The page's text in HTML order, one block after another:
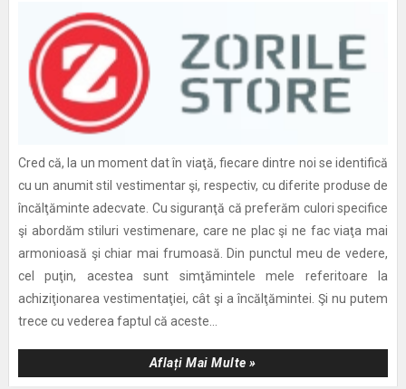
Cred că, la un moment dat în viaţă, fiecare dintre noi se identifică
cu un anumit stil vestimentar şi, respectiv, cu diferite produse de
încălţăminte adecvate. Cu siguranţă că preferăm culori specifice
şi abordăm stiluri vestimenare, care ne plac şi ne fac viaţa mai
armonioasă şi chiar mai frumoasă. Din punctul meu de vedere,
cel puţin, acestea sunt simţămintele mele referitoare la
achiziţionarea vestimentaţiei, cât şi a încălţămintei. Şi nu putem
trece cu vederea faptul că aceste...
Aflați Mai Multe »